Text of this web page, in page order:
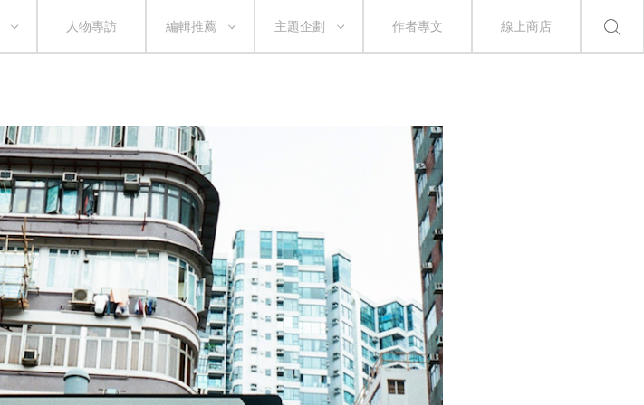
人物專訪 編輯推薦 主題企劃 作者專文 線上商店